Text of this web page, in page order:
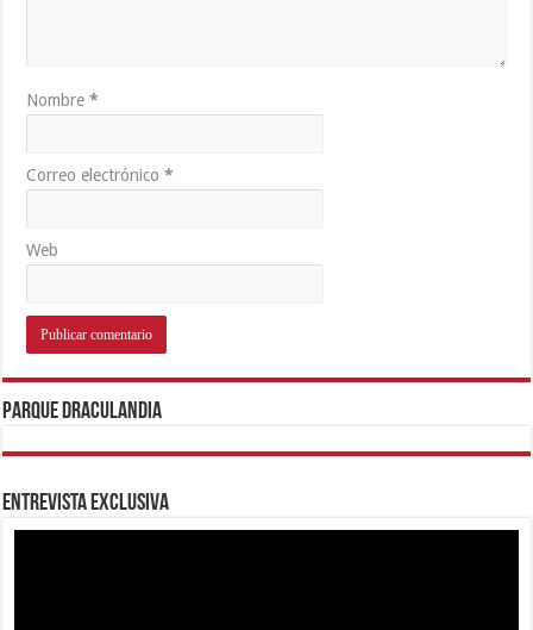
Nombre*
Correo electrónico*
Web
Parque Draculandia
Entrevista Exclusiva